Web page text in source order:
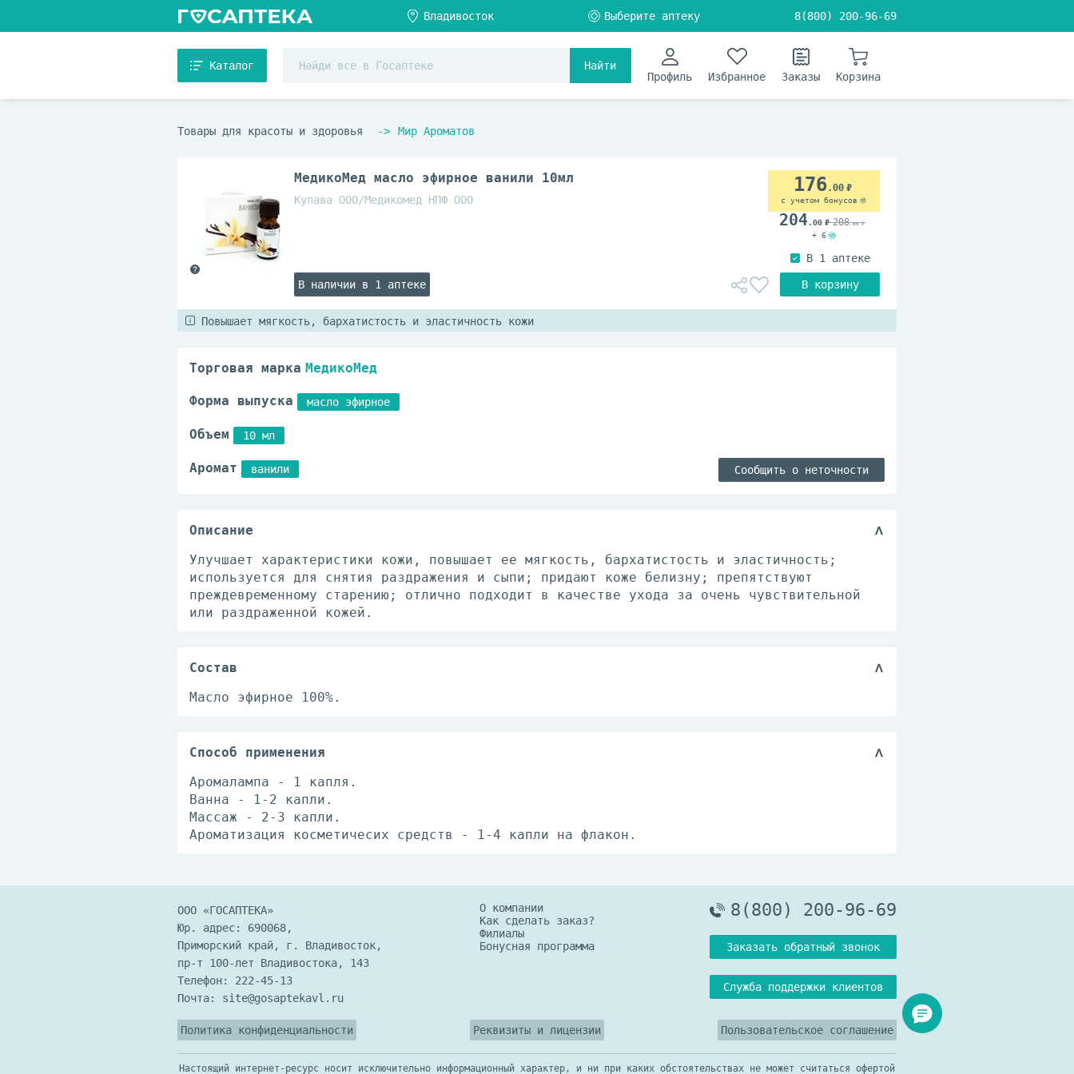
8(800) 200-96-69
Каталог
Найти
Профиль
Избранное Заказы Корзина
Товары для красоты и здоровья Мир Ароматов
МедикоМед масло эфирное ванили 10мл
Купава ООО/Медикомед НПФ ООО
В наличии в 1 аптеке
176.00
с учетом бонусов
204.00 208.00
+ 6
Повышает мягкость, бархатистость и эластичность кожи
Торговая марка МедикоМед
Форма выпуска масло эфирное
Объем 10 мл
Аромат ванили Сообщить о неточности
Описание
Улучшает характеристики кожи, повышает ее мягкость, бархатистость и эластичность;
используется для снятия раздражения и сыпи; придают коже белизну; препятствуют
преждевременному старению; отлично подходит в качестве ухода за очень чувствительной
или раздраженной кожей.
Состав
Масло эфирное 100%.
Способ применения
Аромалампа - 1 капля.
Ванна - 1-2 капли.
Массаж - 2-3 капли.
Ароматизация косметичесих средств - 1-4 капли на флакон.
ООО «ГОСАПТЕКА»
Юр. адрес: 690068,
Приморский край, г. Владивосток,
пр-т 100-лет Владивостока, 143
Телефон: 222-45-13
Почта: site@gosaptekavl.ru
О компании
Как сделать заказ?
Филиалы
Бонусная программа
8(800) 200-96-69
Заказать обратный звонок
Служба поддержки клиентов
Политика конфиденциальности Реквизиты и лицензии Пользовательское соглашение
Настоящий интернет-ресурс носит исключительно информационный характер, и ни при каких обстоятельствах не может считаться офертой